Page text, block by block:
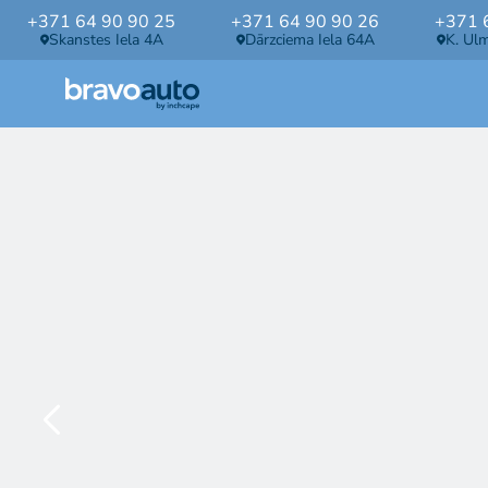
+371 64 90 90 25
Skanstes Iela 4A
+371 64 90 90 26
Dārzciema Iela 64A
+371
K.